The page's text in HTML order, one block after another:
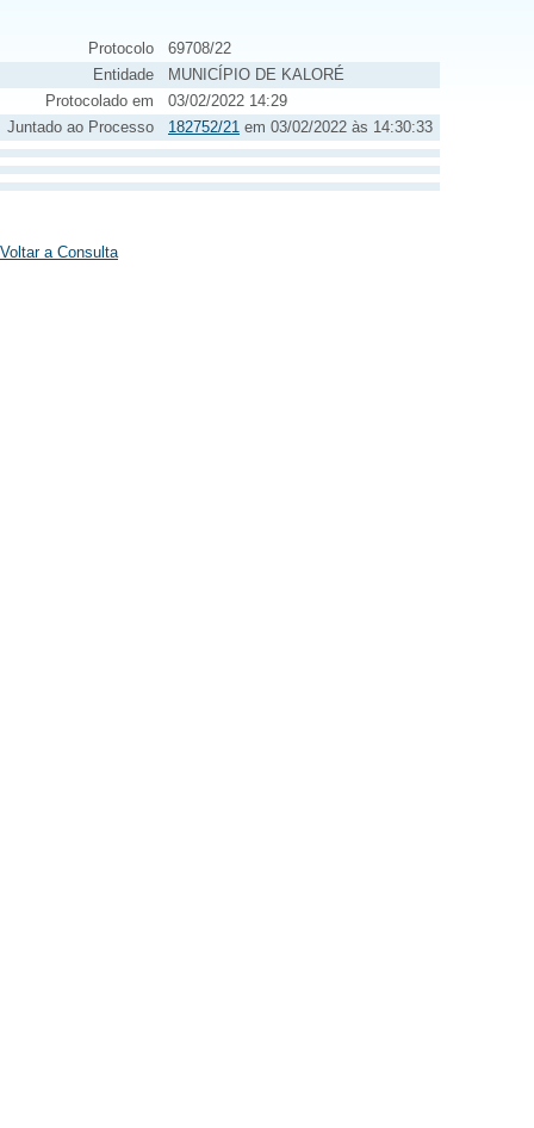
Protocolo
69708/22
Entidade
MUNICÍPIO DE KALORÉ
Protocolado em
03/02/2022 14:29
Juntado ao Processo
182752/21 em 03/02/2022 às 14:30:33
Voltar a Consulta